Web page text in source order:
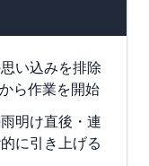
い込みを排除
ら作業を開始
明け直後・連
に引き上げる